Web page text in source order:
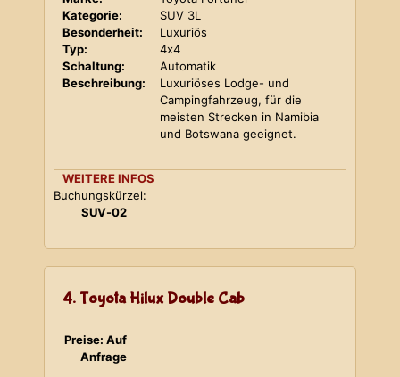
Kategorie:
SUV 3L
Besonderheit:
Luxuriös
Typ:
4x4
Schaltung:
Automatik
Beschreibung:
Luxuriöses Lodge- und
Campingfahrzeug, für die
meisten Strecken in Namibia
und Botswana geeignet.
WEITERE INFOS
Buchungskürzel:
SUV-02
4. Toyota Hilux Double Cab
Preise: Auf
Anfrage